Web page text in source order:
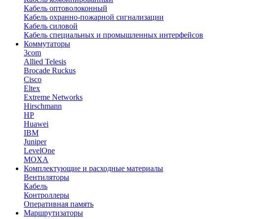
Кабель оптоволоконный
Кабель охранно-пожарной сигнализации
Кабель силовой
Кабель специальных и промышленных интерфейсов
Коммутаторы
3com
Allied Telesis
Brocade Ruckus
Cisco
Eltex
Extreme Networks
Hirschmann
HP
Huawei
IBM
Juniper
LevelOne
MOXA
Комплектующие и расходные материалы
Вентиляторы
Кабель
Контроллеры
Оперативная память
Маршрутизаторы